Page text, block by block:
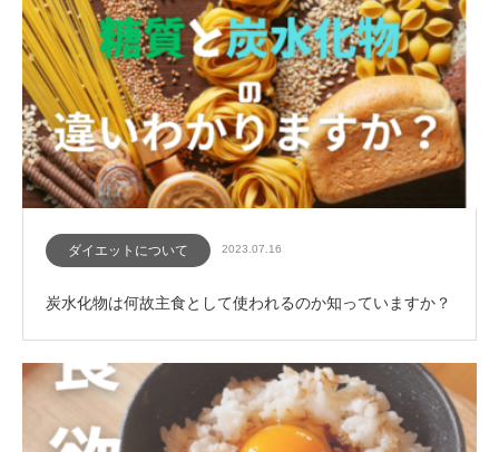
ダイエットについて 2023.07.16
炭水化物は何故主食として使われるのか知っていますか？